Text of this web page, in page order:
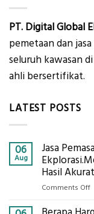
PT. Digital Global
pemetaan dan
seluruh kawasan
ahli bersertifikat.
LATEST POSTS
06
Aug
Jasa
Hasil Akurat
Comments Offon